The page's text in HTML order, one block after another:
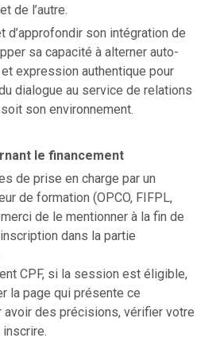
de l’autre.
d’approfondir son intégration de
sa capacité à alterner auto-
expression authentique pour
dialogue au service de relations
son environnement.
le financement
de prise en charge par un
de formation (OPCO, FIFPL,
de le mentionner à la fin de
dans la partie
CPF, si la session est éligible,
la page qui présente ce
avoir des précisions, vérifier votre